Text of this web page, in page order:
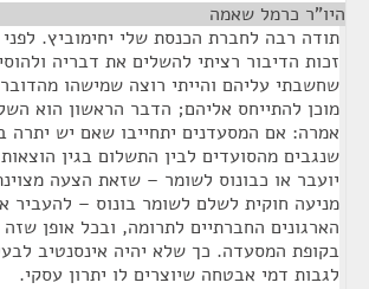
היו"ר כרמל שאמה
תודה רבה לחברת הכנסת שלי יחימוביץ.
זכות הדיבור רציתי להשלים את דבריה
שחשבתי עליהם והייתי רוצה שמישהו
מוכן להתייחס אליהם; הדבר הראשון הוא
אמרה: אם המסעדנים יתחייבו שאם יש יתרה
שנגבים מהסועדים לבין התשלום בגין
יועבר או כבונוס לשומר – שזאת הצעה
מניעה חוקית לשלם לשומר בונוס – להעביר
הארגונים החברתיים לתרומה, ובכל אופן
בקופת המסעדה. כך שלא יהיה אינסנטיב
לגבות דמי אבטחה שיוצרים לו יתרון עסקי.